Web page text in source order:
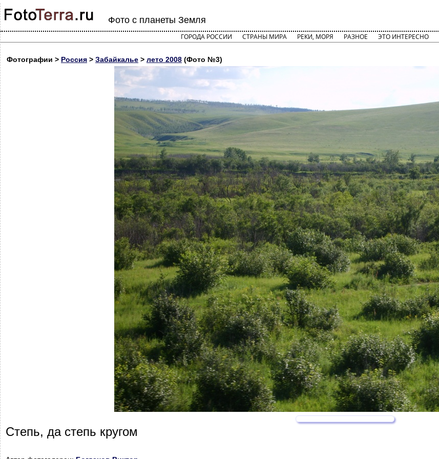
Фото с планеты Земля
ГОРОДА РОССИИ СТРАНЫ МИРА РЕКИ, МОРЯ РАЗНОЕ ЭТО ИНТЕРЕСНО
Фотографии > Россия > Забайкалье > лето 2008 (Фото №3)
Степь, да степь кругом